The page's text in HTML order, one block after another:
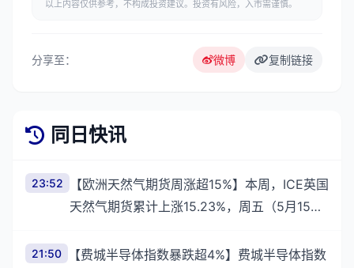
以上内容仅供参考，不构成投资建议。投资有风险，入市需谨慎。
分享至： 微博 复制链接
同日快讯
23:52
【欧洲天然气期货周涨超15%】本周，ICE英国
天然气期货累计上涨15.23%，周五（5月15
日、15日
21:50
【费城半导体指数暴跌超4%】费城半导体指数